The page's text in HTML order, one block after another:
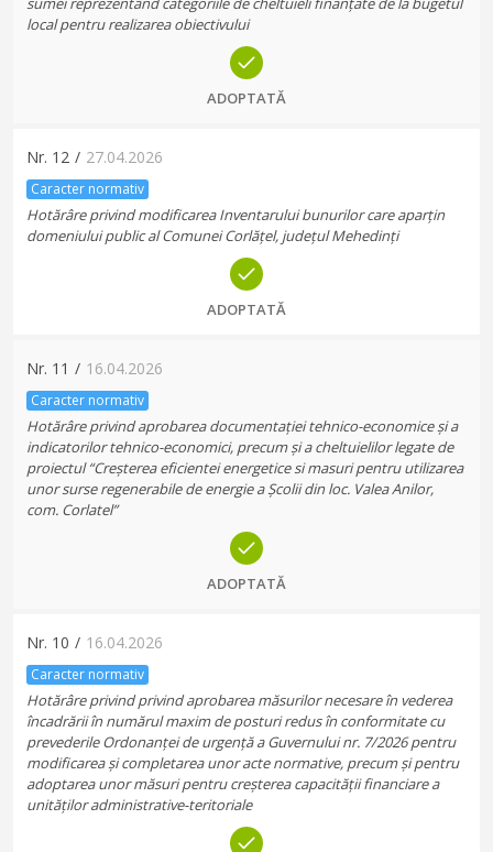
local pentru realizarea obiectivului
ADOPTATĂ
Nr. 12 / 27.04.2026
Caracter normativ
Hotărâre privind modificarea Inventarului bunurilor care aparțin
domeniului public al Comunei Corlățel, județul Mehedinți
ADOPTATĂ
Nr. 11 / 16.04.2026
Caracter normativ
Hotărâre privind aprobarea documentației tehnico-economice și a
indicatorilor tehnico-economici, precum și a cheltuielilor legate de
proiectul “Creșterea eficientei energetice si masuri pentru utilizarea
unor surse regenerabile de energie a Școlii din loc. Valea Anilor,
com. Corlatel”
ADOPTATĂ
Nr. 10 / 16.04.2026
Caracter normativ
Hotărâre privind privind aprobarea măsurilor necesare în vederea
încadrării în numărul maxim de posturi redus în conformitate cu
prevederile Ordonanței de urgență a Guvernului nr. 7/2026 pentru
modificarea și completarea unor acte normative, precum și pentru
adoptarea unor măsuri pentru creșterea capacității financiare a
unităților administrative-teritoriale